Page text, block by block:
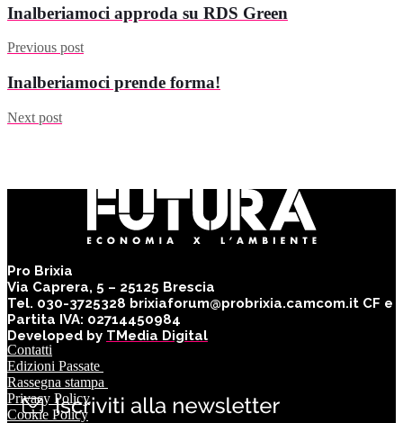
Inalberiamoci approda su RDS Green
Previous post
Inalberiamoci prende forma!
Next post
Pro Brixia
Via Caprera, 5 – 25125 Brescia
Tel. 030-3725328 brixiaforum@probrixia.camcom.it CF e
Partita IVA: 02714450984
Developed by TMedia Digital
Contatti
Edizioni Passate
Rassegna stampa
Privacy Policy
Cookie Policy